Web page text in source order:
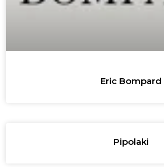
Eric Bompard
Pipolaki